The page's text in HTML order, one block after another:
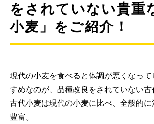
をされていない貴重
小麦」をご紹介！
現代の小麦を食べると体調が悪くなっ
すめなのが、品種改良をされていない古
古代小麦は現代の小麦に比べ、全般的
豊富。